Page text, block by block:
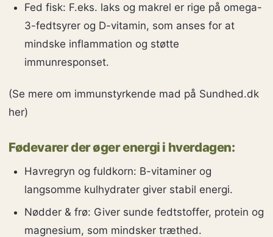
Fed fisk: F.eks. laks og makrel er rige på omega-
3-fedtsyrer og D-vitamin, som anses for at
mindske inflammation og støtte
immunresponset.
(Se mere om immunstyrkende mad på Sundhed.dk
her)
Fødevarer der øger energi i hverdagen:
Havregryn og fuldkorn: B-vitaminer og
langsomme kulhydrater giver stabil energi.
Nødder & frø: Giver sunde fedtstoffer, protein og
magnesium, som mindsker træthed.